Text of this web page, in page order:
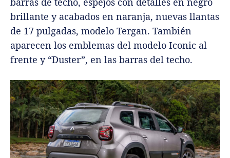
brillante y acabados en naranja, nuevas llantas
de 17 pulgadas, modelo Tergan. También
aparecen los emblemas del modelo Iconic al
frente y “Duster”, en las barras del techo.